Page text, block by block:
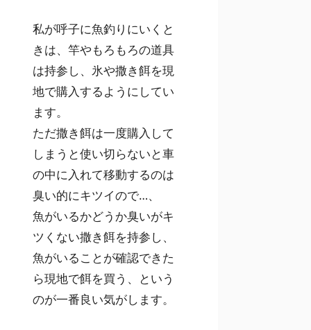
私が呼子に魚釣りにいくと
きは、竿やもろもろの道具
は持参し、氷や撒き餌を現
地で購入するようにしてい
ます。
ただ撒き餌は一度購入して
しまうと使い切らないと車
の中に入れて移動するのは
臭い的にキツイので…、
魚がいるかどうか臭いがキ
ツくない撒き餌を持参し、
魚がいることが確認できた
ら現地で餌を買う、という
のが一番良い気がします。